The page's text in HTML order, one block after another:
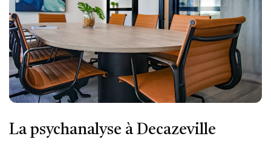
La psychanalyse à Decazeville